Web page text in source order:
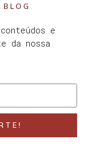
e
da nossa